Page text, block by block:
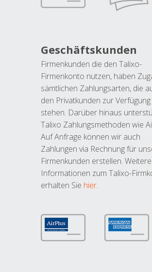
Geschäftskunden
Firmenkunden die den Talixo-
Firmenkonto nutzen, haben
sämtlichen Zahlungsarten, die
den Privatkunden zur Verfügung
stehen. Darüber hinaus
Talixo Zahlungsmethoden wie
Auf Anfrage können wir auch
Zahlungen via Rechnung für
Firmenkunden erstellen. Weitere
Informationen zum Talixo-
erhalten Sie hier.